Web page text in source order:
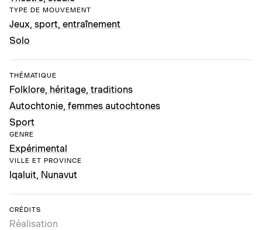
TYPE DE MOUVEMENT
Jeux, sport, entraînement
Solo
THÉMATIQUE
Folklore, héritage, traditions
Autochtonie, femmes autochtones
Sport
GENRE
Expérimental
VILLE ET PROVINCE
Iqaluit, Nunavut
CRÉDITS
Réalisation